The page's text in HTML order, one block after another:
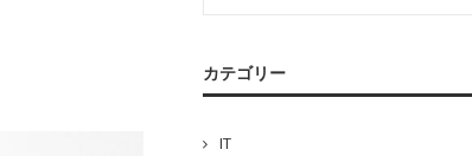
カテゴリー
IT